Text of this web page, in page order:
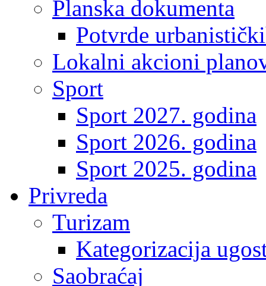
Planska dokumenta
Potvrde
Lokalni akcioni
Sport
Sport 2027. godina
Sport 2026. godina
Sport 2025. godina
Privreda
Turizam
Kategorizacija
Saobraćaj